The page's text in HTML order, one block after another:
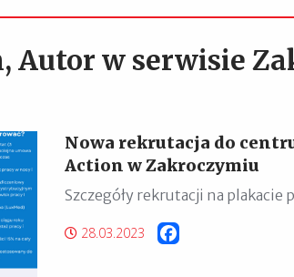
Autor w serwisie
Nowa rekrutacja do
Action w Zakroczymiu
Szczegóły rekrutacji na plakacie
28.03.2023 Facebook